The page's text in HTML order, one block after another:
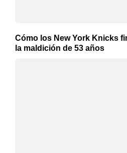
Cómo los New York Knicks
la maldición de 53 años